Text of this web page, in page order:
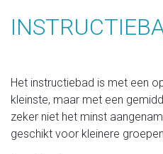
Het instructiebad is met een
kleinste, maar met een
zeker niet het minst
geschikt voor kleinere groepen.